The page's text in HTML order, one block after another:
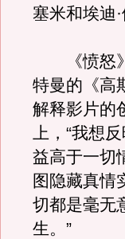
塞米和埃迪
《愤怒》
特曼的《高
解释影片的
上，“我想
益高于一切
图隐藏真情
切都是毫无
生。”